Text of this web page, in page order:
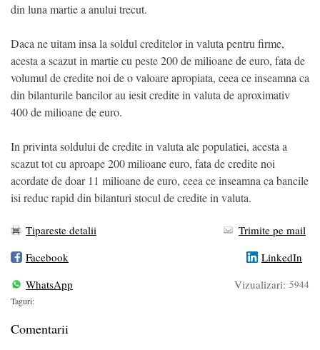
din luna martie a anului trecut.
Daca ne uitam insa la soldul creditelor in valuta pentru firme,
acesta a scazut in martie cu peste 200 de milioane de euro, fata de
volumul de credite noi de o valoare apropiata, ceea ce inseamna ca
din bilanturile bancilor au iesit credite in valuta de aproximativ
400 de milioane de euro.
In privinta soldului de credite in valuta ale populatiei, acesta a
scazut tot cu aproape 200 milioane euro, fata de credite noi
acordate de doar 11 milioane de euro, ceea ce inseamna ca bancile
isi reduc rapid din bilanturi stocul de credite in valuta.
Tipareste detalii
Trimite pe mail
Facebook
LinkedIn
WhatsApp
Vizualizari: 5944
Taguri:
Comentarii